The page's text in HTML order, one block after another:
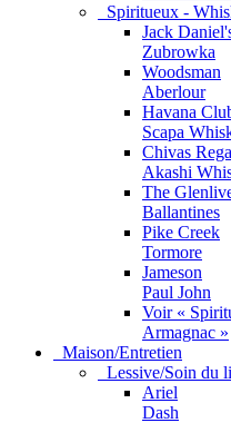
Spiritueux -
Jack
Zubrowka
Woodsman
Aberlour
Havana
Scapa
Chivas
Akashi
The
Ballantines
Pike Creek
Tormore
Jameson
Paul John
Voir «
Armagnac »
Maison/Entretien
Lessive/Soin du
Ariel
Dash